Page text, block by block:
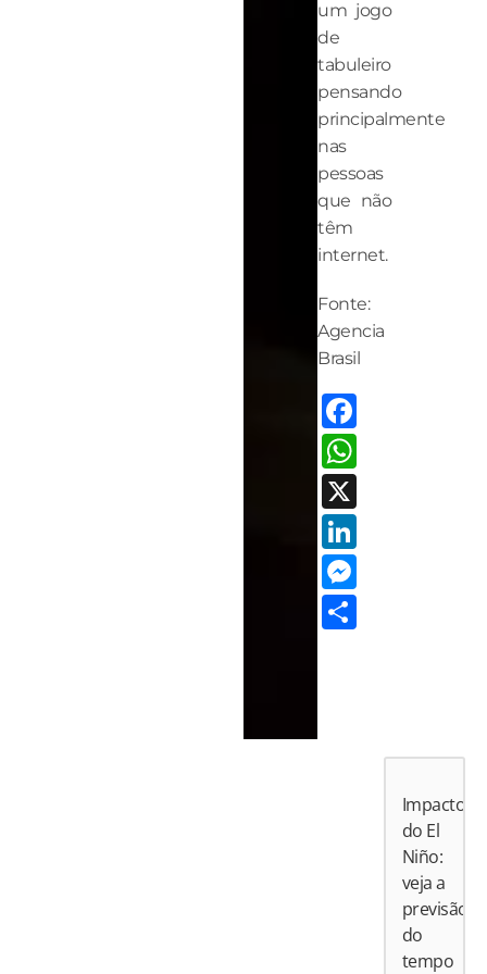
um jogo
de
tabuleiro
pensando
principalmente
nas
pessoas
que não
têm
internet.
Fonte:
Agencia
Brasil
Impactos
do El
Niño:
veja a
previsão
do
tempo